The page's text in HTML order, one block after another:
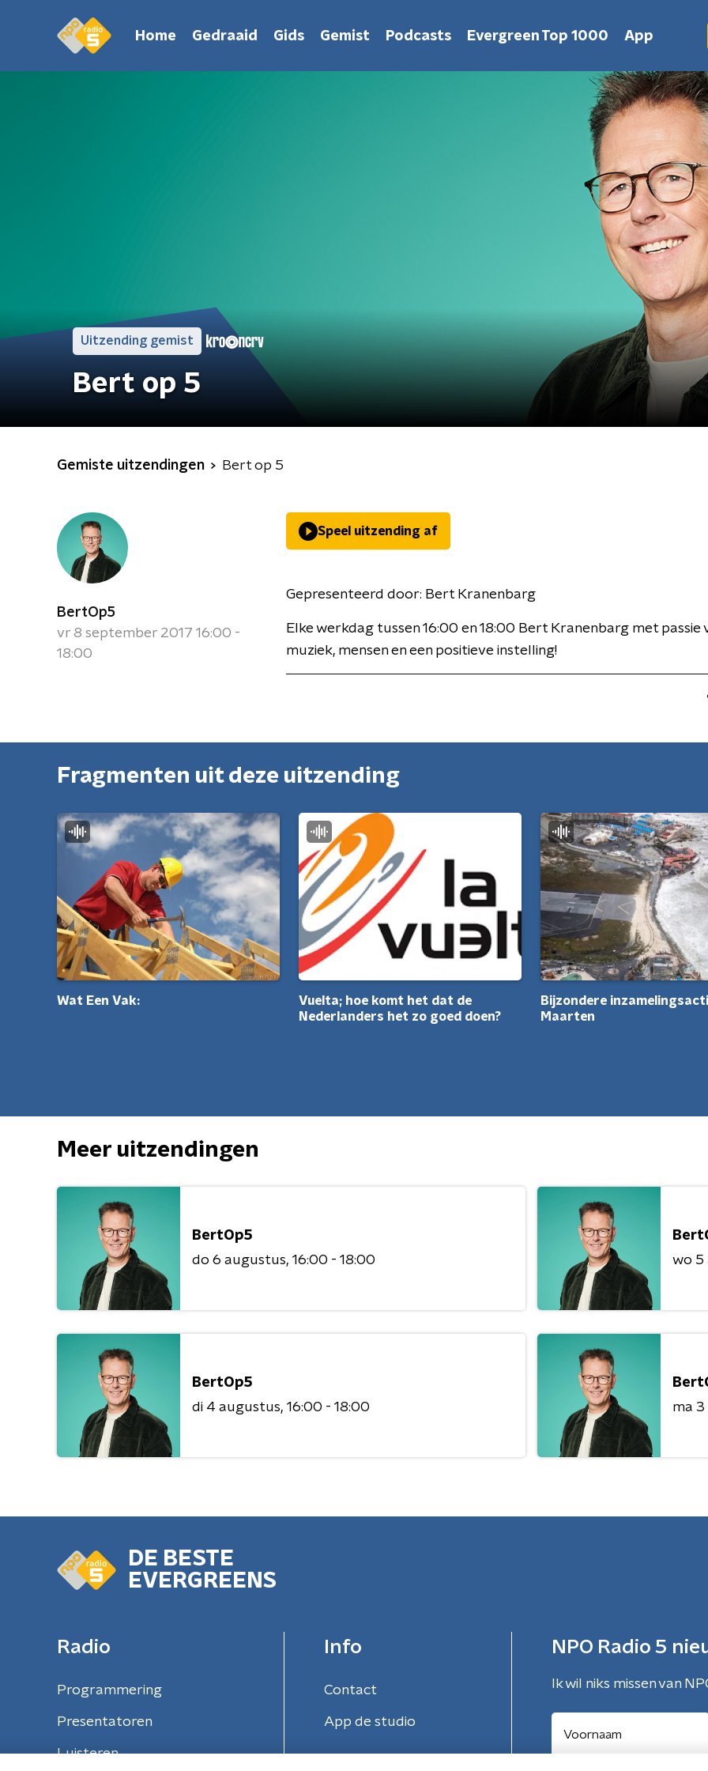
Home Gedraaid Gids Gemist Podcasts Evergreen Top 1000 App
Uitzending gemist
Bert op 5
Gemiste uitzendingen Bert op 5
BertOp5
vr 8 september 2017 16:00 -
18:00
Speel uitzending af
Gepresenteerd door: Bert Kranenbarg
Elke werkdag tussen 16:00 en 18:00 Bert Kranenbarg met passie
muziek, mensen en een positieve instelling!
Fragmenten uit deze uitzending
Wat Een Vak:
Vuelta; hoe komt het dat de
Nederlanders het zo goed doen?
Bijzondere
Maarten
Meer uitzendingen
BertOp5
do 6 augustus 16:00 - 18:00
wo 5
BertOp5
di 4 augustus 16:00 - 18:00
ma
DE BESTE
EVERGREENS
Radio
Programmering
Presentatoren
Luisteren
Info
Contact
App de studio
NPO Radio 5
Ik wil niks missen van